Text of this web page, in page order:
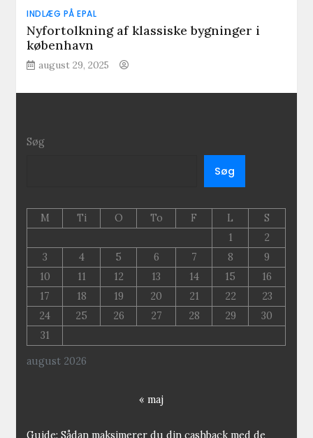
INDLÆG PÅ EPAL
Nyfortolkning af klassiske bygninger i
københavn
august 29, 2025
Søg
Søg
august 2026
M Ti O To F L
S
1
2
3
4 5 6 7 8
9
10
11 12 13 14 15
16
17
18 19 20 21 22
23
24
25 26 27 28 29
30
31
« maj
Guide: Sådan maksimerer du din cashback med de